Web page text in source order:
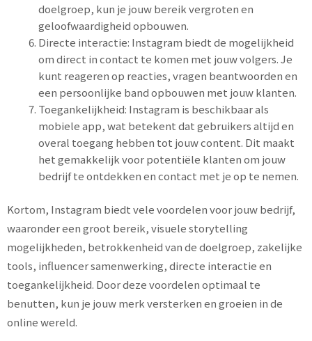
doelgroep, kun je jouw bereik vergroten en
geloofwaardigheid opbouwen.
Directe interactie: Instagram biedt de mogelijkheid
om direct in contact te komen met jouw volgers. Je
kunt reageren op reacties, vragen beantwoorden en
een persoonlijke band opbouwen met jouw klanten.
Toegankelijkheid: Instagram is beschikbaar als
mobiele app, wat betekent dat gebruikers altijd en
overal toegang hebben tot jouw content. Dit maakt
het gemakkelijk voor potentiële klanten om jouw
bedrijf te ontdekken en contact met je op te nemen.
Kortom, Instagram biedt vele voordelen voor jouw bedrijf,
waaronder een groot bereik, visuele storytelling
mogelijkheden, betrokkenheid van de doelgroep, zakelijke
tools, influencer samenwerking, directe interactie en
toegankelijkheid. Door deze voordelen optimaal te
benutten, kun je jouw merk versterken en groeien in de
online wereld.